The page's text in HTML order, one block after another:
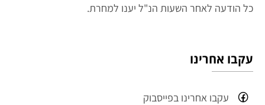
כל הודעה לאחר השעות הנ"ל יענו למחרת.
עקבו אחרינו
עקבו אחרינו בפייסבוק